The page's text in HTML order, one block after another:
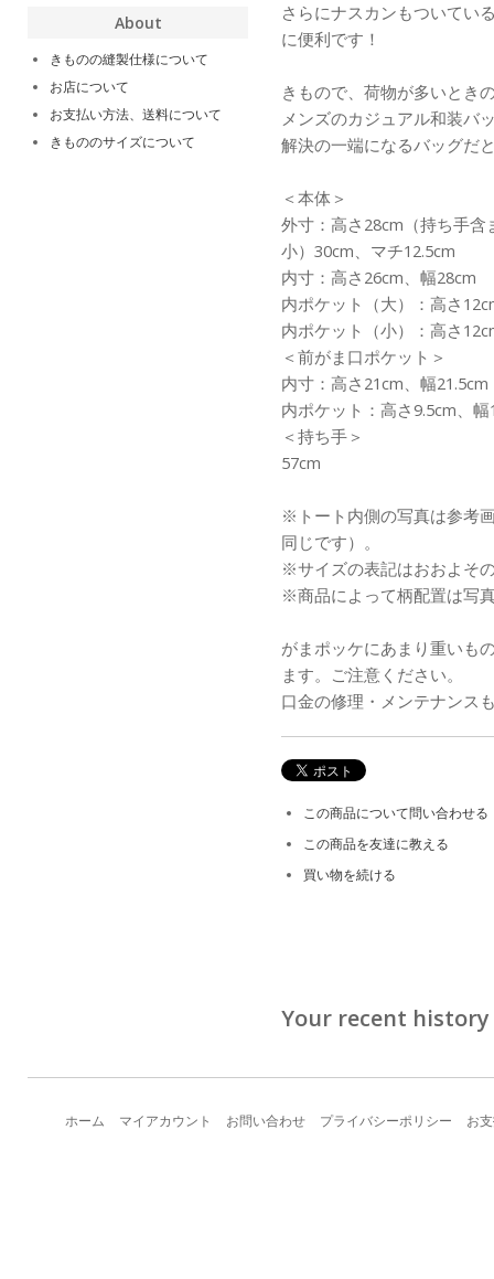
さらにナスカンもついてい
に便利です！
きもので、荷物が多いとき
メンズのカジュアル和装バ
解決の一端になるバッグだ
＜本体＞
外寸：高さ28cm（持ち手
小）30cm、マチ12.5cm
内寸：高さ26cm、幅28cm
内ポケット（大）：高さ
内ポケット（小）：高さ
＜前がま口ポケット＞
内寸：高さ21cm、幅21.5cm
内ポケット：高さ9.5cm、幅
＜持ち手＞
57cm
※トート内側の写真は参考
同じです）。
※サイズの表記はおおよそ
※商品によって柄配置は写
がまポッケにあまり重いも
ます。ご注意ください。
口金の修理・メンテナンス
この商品について問い合わせる
この商品を友達に教える
買い物を続ける
Your recent history
About
きものの縫製仕様について
お店について
お支払い方法、送料について
きもののサイズについて
ホーム マイアカウント お問い合わせ プライバシーポリシー お